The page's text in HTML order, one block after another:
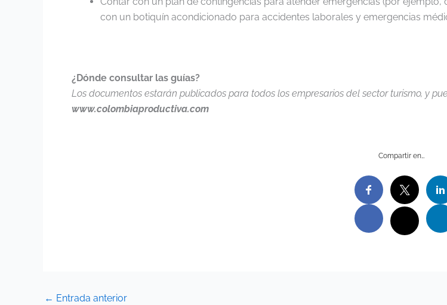
con un botiquín acondicionado para accidentes laborales y emergencias
¿Dónde consultar las guías?
Los documentos estarán publicados para todos los empresarios del sector turismo, y
www.colombiaproductiva.com
Compartir en…
← Entrada anterior